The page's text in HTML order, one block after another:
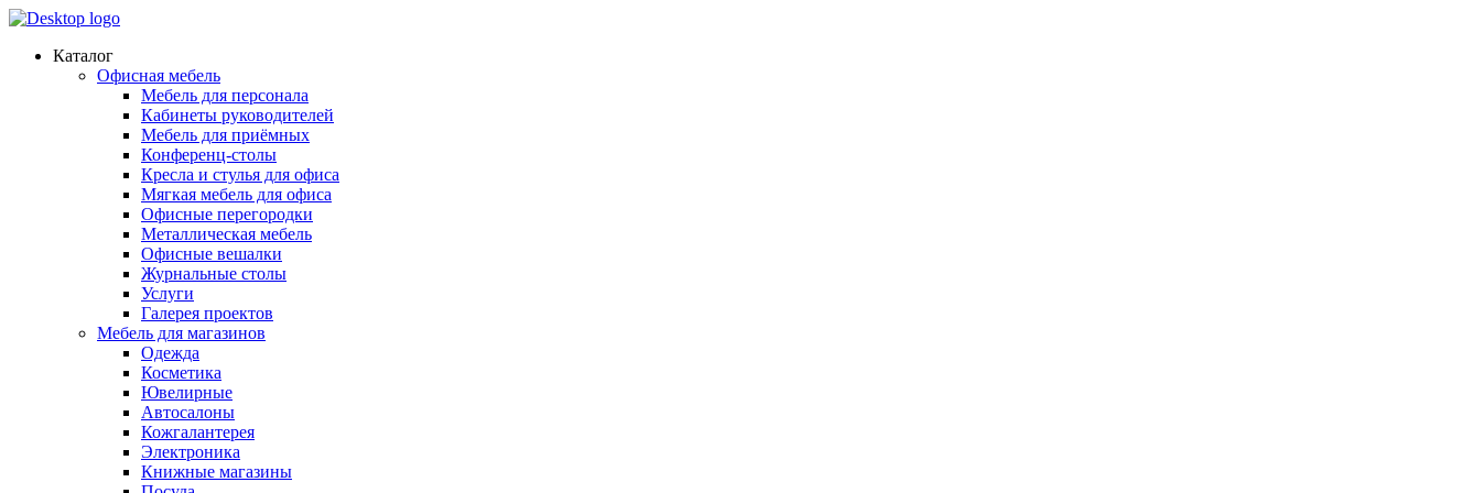
Каталог
Офисная мебель
Мебель для персонала
Кабинеты руководителей
Мебель для приёмных
Конференц-столы
Кресла и стулья для офиса
Мягкая мебель для офиса
Офисные перегородки
Металлическая мебель
Офисные вешалки
Журнальные столы
Услуги
Галерея проектов
Мебель для магазинов
Одежда
Косметика
Ювелирные
Автосалоны
Кожгалантерея
Электроника
Книжные магазины